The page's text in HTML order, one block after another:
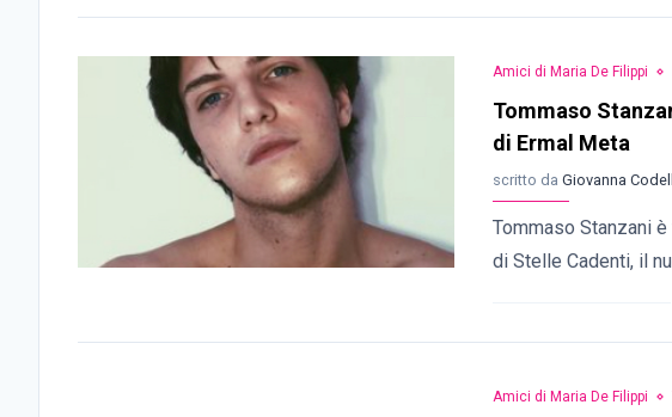
Amici di Maria De Filippi
Tommaso
di Ermal Meta
scritto da Giovanna
Tommaso Stanzani
di Stelle Cadenti, il
Amici di Maria De Filippi